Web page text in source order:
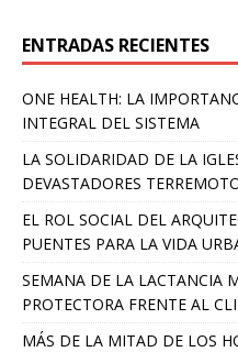
ENTRADAS RECIENTES
ONE HEALTH: LA
INTEGRAL DEL SISTEMA
LA SOLIDARIDAD DE LA
DEVASTADORES
EL ROL SOCIAL DEL
PUENTES PARA LA VIDA
SEMANA DE LA LACTANCIA
PROTECTORA FRENTE AL
MÁS DE LA MITAD DE LOS